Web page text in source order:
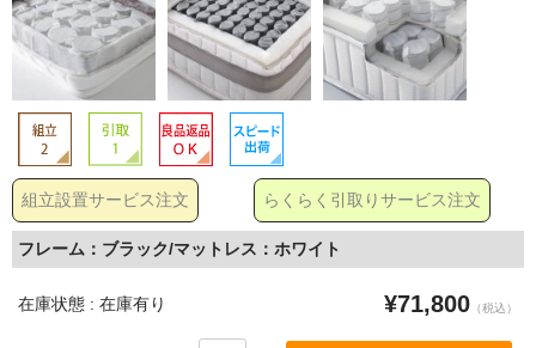
らくらく引取りサービス注文
組立設置サービス注文
フレーム：ブラック/マットレス：ホワイト
在庫状態 : 在庫有り ¥71,800 （税込）